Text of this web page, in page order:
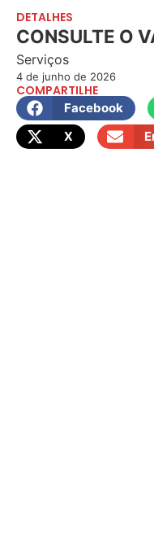
DETALHES
CONSULTE O
Serviços
4 de junho de 2026
COMPARTILHE
Facebook
X